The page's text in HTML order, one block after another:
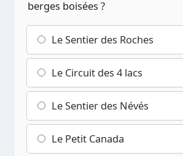
berges boisées ?
Le Sentier des Roches
Le Circuit des 4 lacs
Le Sentier des Névés
Le Petit Canada